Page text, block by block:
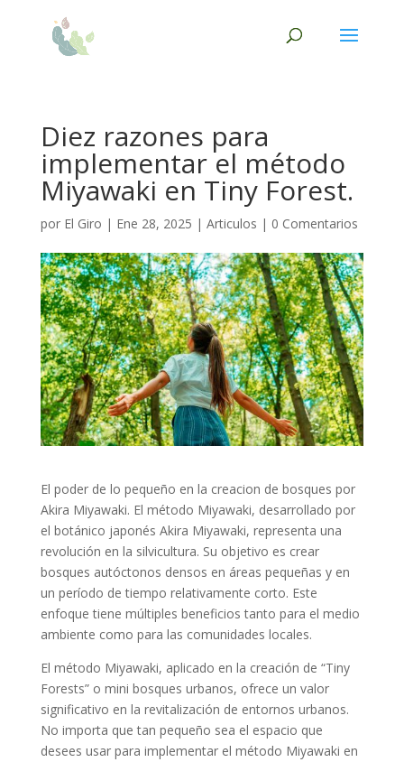
Diez razones para
implementar el método
Miyawaki en Tiny Forest.
por El Giro | Ene 28, 2025 | Articulos | 0 Comentarios
El poder de lo pequeño en la creacion de bosques por
Akira Miyawaki. El método Miyawaki, desarrollado por
el botánico japonés Akira Miyawaki, representa una
revolución en la silvicultura. Su objetivo es crear
bosques autóctonos densos en áreas pequeñas y en
un período de tiempo relativamente corto. Este
enfoque tiene múltiples beneficios tanto para el medio
ambiente como para las comunidades locales.
El método Miyawaki, aplicado en la creación de “Tiny
Forests” o mini bosques urbanos, ofrece un valor
significativo en la revitalización de entornos urbanos.
No importa que tan pequeño sea el espacio que
desees usar para implementar el método Miyawaki en